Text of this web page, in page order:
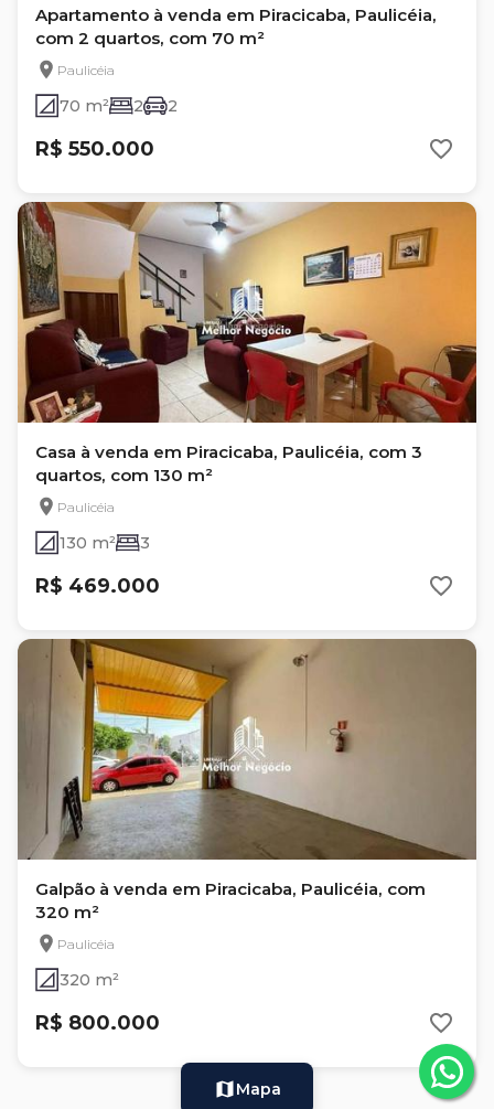
Apartamento à venda em Piracicaba, Paulicéia,
com 2 quartos, com 70 m²
Paulicéia
70 m² 2 2
R$ 550.000
Casa à venda em Piracicaba, Paulicéia, com 3
quartos, com 130 m²
Paulicéia
130 m² 3
R$ 469.000
Galpão à venda em Piracicaba, Paulicéia, com
320 m²
Paulicéia
320 m²
R$ 800.000
Mapa